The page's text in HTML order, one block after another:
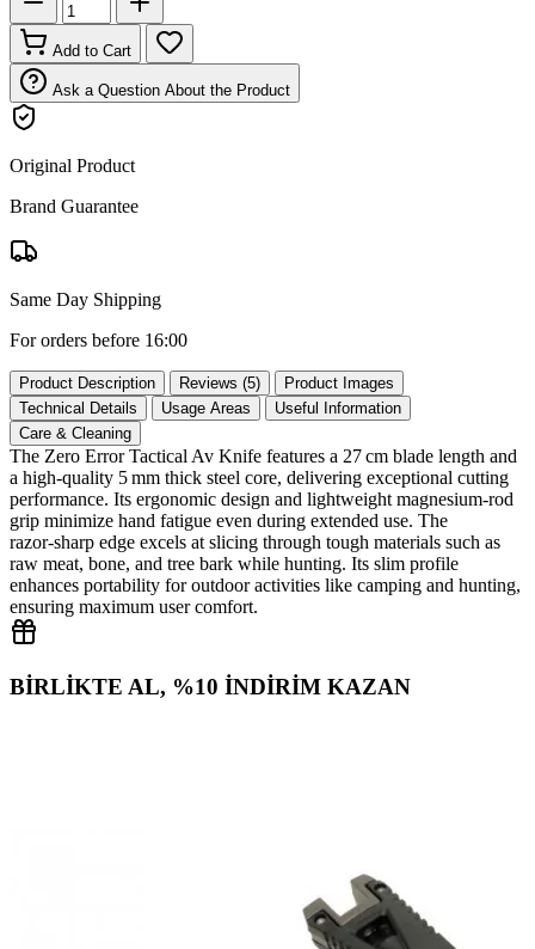
Add to Cart
Ask a Question About the Product
Original Product
Brand Guarantee
Same Day Shipping
For orders before 16:00
Product Description Reviews (5)
Product Images
Technical Details
Usage Areas
Useful Information
Care & Cleaning
The Zero Error Tactical Av Knife features a 27 cm blade length and
a high‑quality 5 mm thick steel core, delivering exceptional cutting
performance. Its ergonomic design and lightweight magnesium‑rod
grip minimize hand fatigue even during extended use. The
razor‑sharp edge excels at slicing through tough materials such as
raw meat, bone, and tree bark while hunting. Its slim profile
enhances portability for outdoor activities like camping and hunting,
ensuring maximum user comfort.
BİRLİKTE AL, %10 İNDİRİM KAZAN